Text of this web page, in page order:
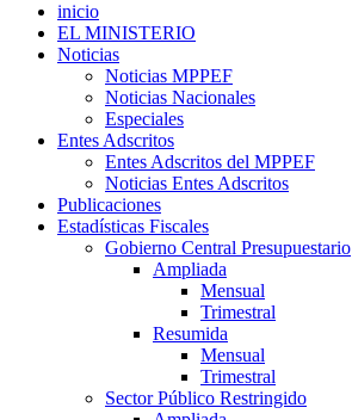
inicio
EL MINISTERIO
Noticias
Noticias MPPEF
Noticias Nacionales
Especiales
Entes Adscritos
Entes Adscritos del MPPEF
Noticias Entes Adscritos
Publicaciones
Estadísticas Fiscales
Gobierno Central Presupuestario
Ampliada
Mensual
Trimestral
Resumida
Mensual
Trimestral
Sector Público Restringido